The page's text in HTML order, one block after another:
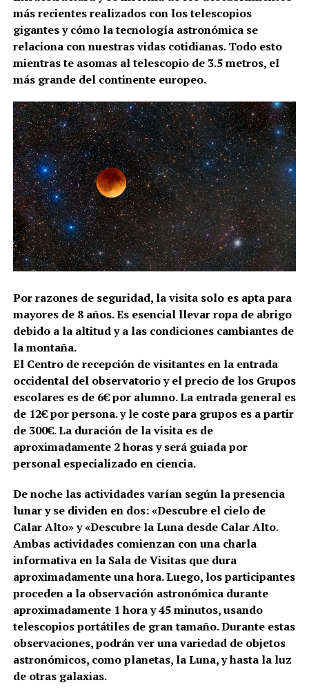
más recientes realizados con los telescopios
gigantes y cómo la tecnología astronómica se
relaciona con nuestras vidas cotidianas. Todo esto
mientras te asomas al telescopio de 3.5 metros, el
más grande del continente europeo.
Por razones de seguridad, la visita solo es apta para
mayores de 8 años. Es esencial llevar ropa de abrigo
debido a la altitud y a las condiciones cambiantes de
la montaña.
El Centro de recepción de visitantes en la entrada
occidental del observatorio y el precio de los Grupos
escolares es de 6€ por alumno. La entrada general es
de 12€ por persona. y le coste para grupos es a partir
de 300€. La duración de la visita es de
aproximadamente 2 horas y será guiada por
personal especializado en ciencia.
De noche las actividades varían según la presencia
lunar y se dividen en dos: «Descubre el cielo de
Calar Alto» y «Descubre la Luna desde Calar Alto.
Ambas actividades comienzan con una charla
informativa en la Sala de Visitas que dura
aproximadamente una hora. Luego, los participantes
proceden a la observación astronómica durante
aproximadamente 1 hora y 45 minutos, usando
telescopios portátiles de gran tamaño. Durante estas
observaciones, podrán ver una variedad de objetos
astronómicos, como planetas, la Luna, y hasta la luz
de otras galaxias.